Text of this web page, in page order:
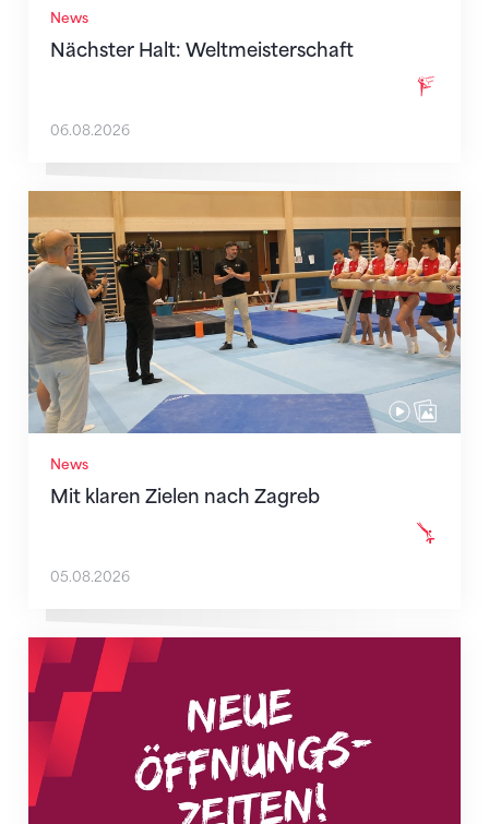
News
Nächster Halt: Weltmeisterschaft
06.08.2026
News
Mit klaren Zielen nach Zagreb
Mit klaren Zielen nach Zagreb
05.08.2026
Neue Empfangszeiten ab 1. August 2026